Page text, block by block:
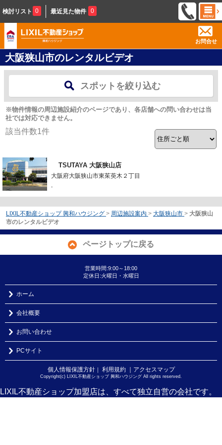
検討リスト 0 最近見た物件 0
お問合せ
大阪狭山市のレンタルビデオ
スポットを絞り込む
※物件情報の周辺施設紹介のページであり、各店舗への問い合わせは当
社では対応できません。
該当件数1件
TSUTAYA 大阪狭山店
大阪府大阪狭山市東茱萸木２丁目
-
LIXIL不動産ショップ 興和ハウジング > 周辺施設案内 > 大阪狭山市 > 大阪狭山
市のレンタルビデオ
ページトップに戻る
営業時間:9:00～18:00
定休日:火曜日・水曜日
ホーム
会社概要
お問い合わせ
PCサイト
個人情報保護方針｜ 利用規約 ｜アクセスマップ
Copyright(c) LIXIL不動産ショップ 興和ハウジング All rights reserved.
LIXIL不動産ショップ加盟店は、すべて独立自営の会社です。